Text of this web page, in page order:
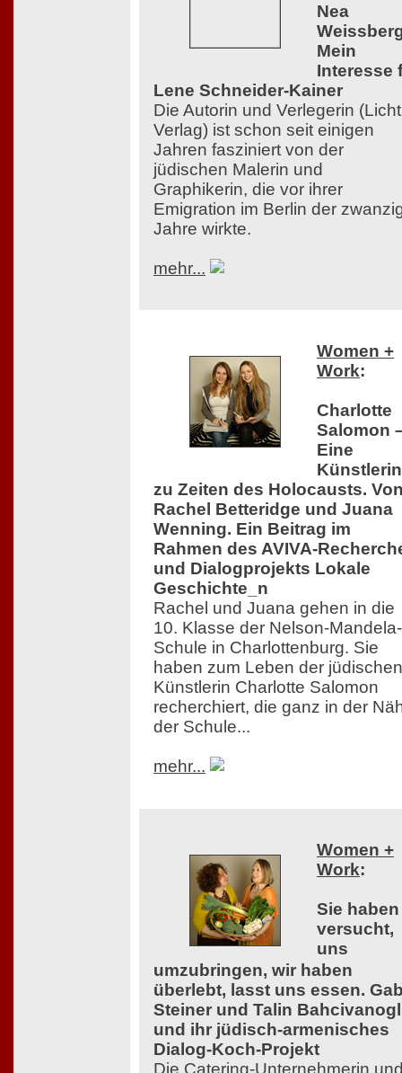
Nea
Mein
Interesse
Lene Schneider-Kainer
Die Autorin und Verlegerin
Verlag) ist schon seit einigen
Jahren fasziniert von der
jüdischen Malerin und
Graphikerin, die vor ihrer
Emigration im Berlin der
Jahre wirkte.
mehr...
Women +
Work:
Charlotte
Salomon
Eine
Künstlerin
zu Zeiten des Holocausts.
Rachel Betteridge und Juana
Wenning. Ein Beitrag im
Rahmen des AVIVA-
und Dialogprojekts Lokale
Geschichte_n
Rachel und Juana gehen in die
10. Klasse der Nelson-Mandela-
Schule in Charlottenburg. Sie
haben zum Leben der jüdischen
Künstlerin Charlotte Salomon
recherchiert, die ganz in der
der Schule...
mehr...
Women +
Work:
Sie haben
versucht,
uns
umzubringen, wir haben
überlebt, lasst uns essen.
Steiner und Talin
und ihr jüdisch-armenisches
Dialog-Koch-Projekt
Die Catering-Unternehmerin